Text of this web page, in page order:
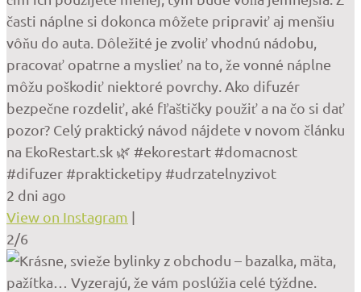
časti náplne si dokonca môžete pripraviť aj menšiu
vôňu do auta. Dôležité je zvoliť vhodnú nádobu,
pracovať opatrne a myslieť na to, že vonné náplne
môžu poškodiť niektoré povrchy. Ako difuzér
bezpečne rozdeliť, aké fľaštičky použiť a na čo si dať
pozor? Celý praktický návod nájdete v novom článku
na EkoRestart.sk 🌿 #ekorestart #domacnost
#difuzer #prakticketipy #udrzatelnyzivot
2 dni ago
View on Instagram |
2/6